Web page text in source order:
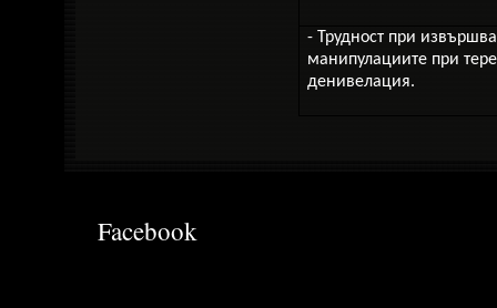
- Трудност при
манипулациите при
денивелация.
Facebook